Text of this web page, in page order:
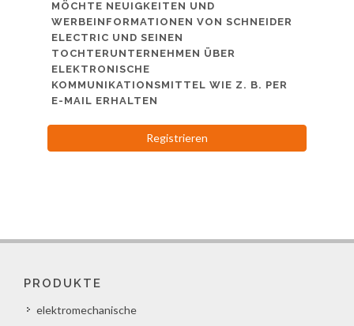
MÖCHTE NEUIGKEITEN UND
WERBEINFORMATIONEN VON SCHNEIDER
ELECTRIC UND SEINEN
TOCHTERUNTERNEHMEN ÜBER
ELEKTRONISCHE
KOMMUNIKATIONSMITTEL WIE Z. B. PER
E-MAIL ERHALTEN
Registrieren
PRODUKTE
elektromechanische